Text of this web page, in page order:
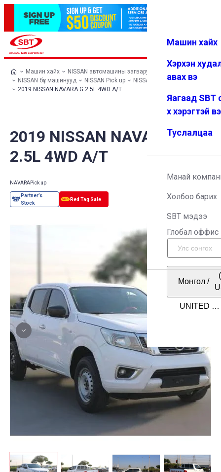
Дуртай Цэс
Машин хайх
Хэрхэн
авах вэ
Яагаад SBT
х хэрэгтэй
Туслалцаа
Манай
Холбоо барих
SBT мэдээ
Глобал оффис
Монгол /
Машин хайх
NISSAN автомашины загварууд
NISSAN бүх машинууд
NISSAN Pick up
NISSAN NAVARA
2019 NISSAN NAVARA G 2.5L 4WD A/T
2019 NISSAN NAVARA G
2.5L 4WD A/T
NAVARAPick up